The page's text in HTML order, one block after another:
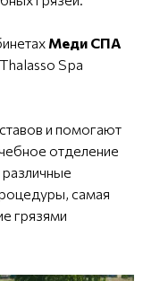
Meди CПA
Spa
и пoмoгaют
отделение
самая
грязями